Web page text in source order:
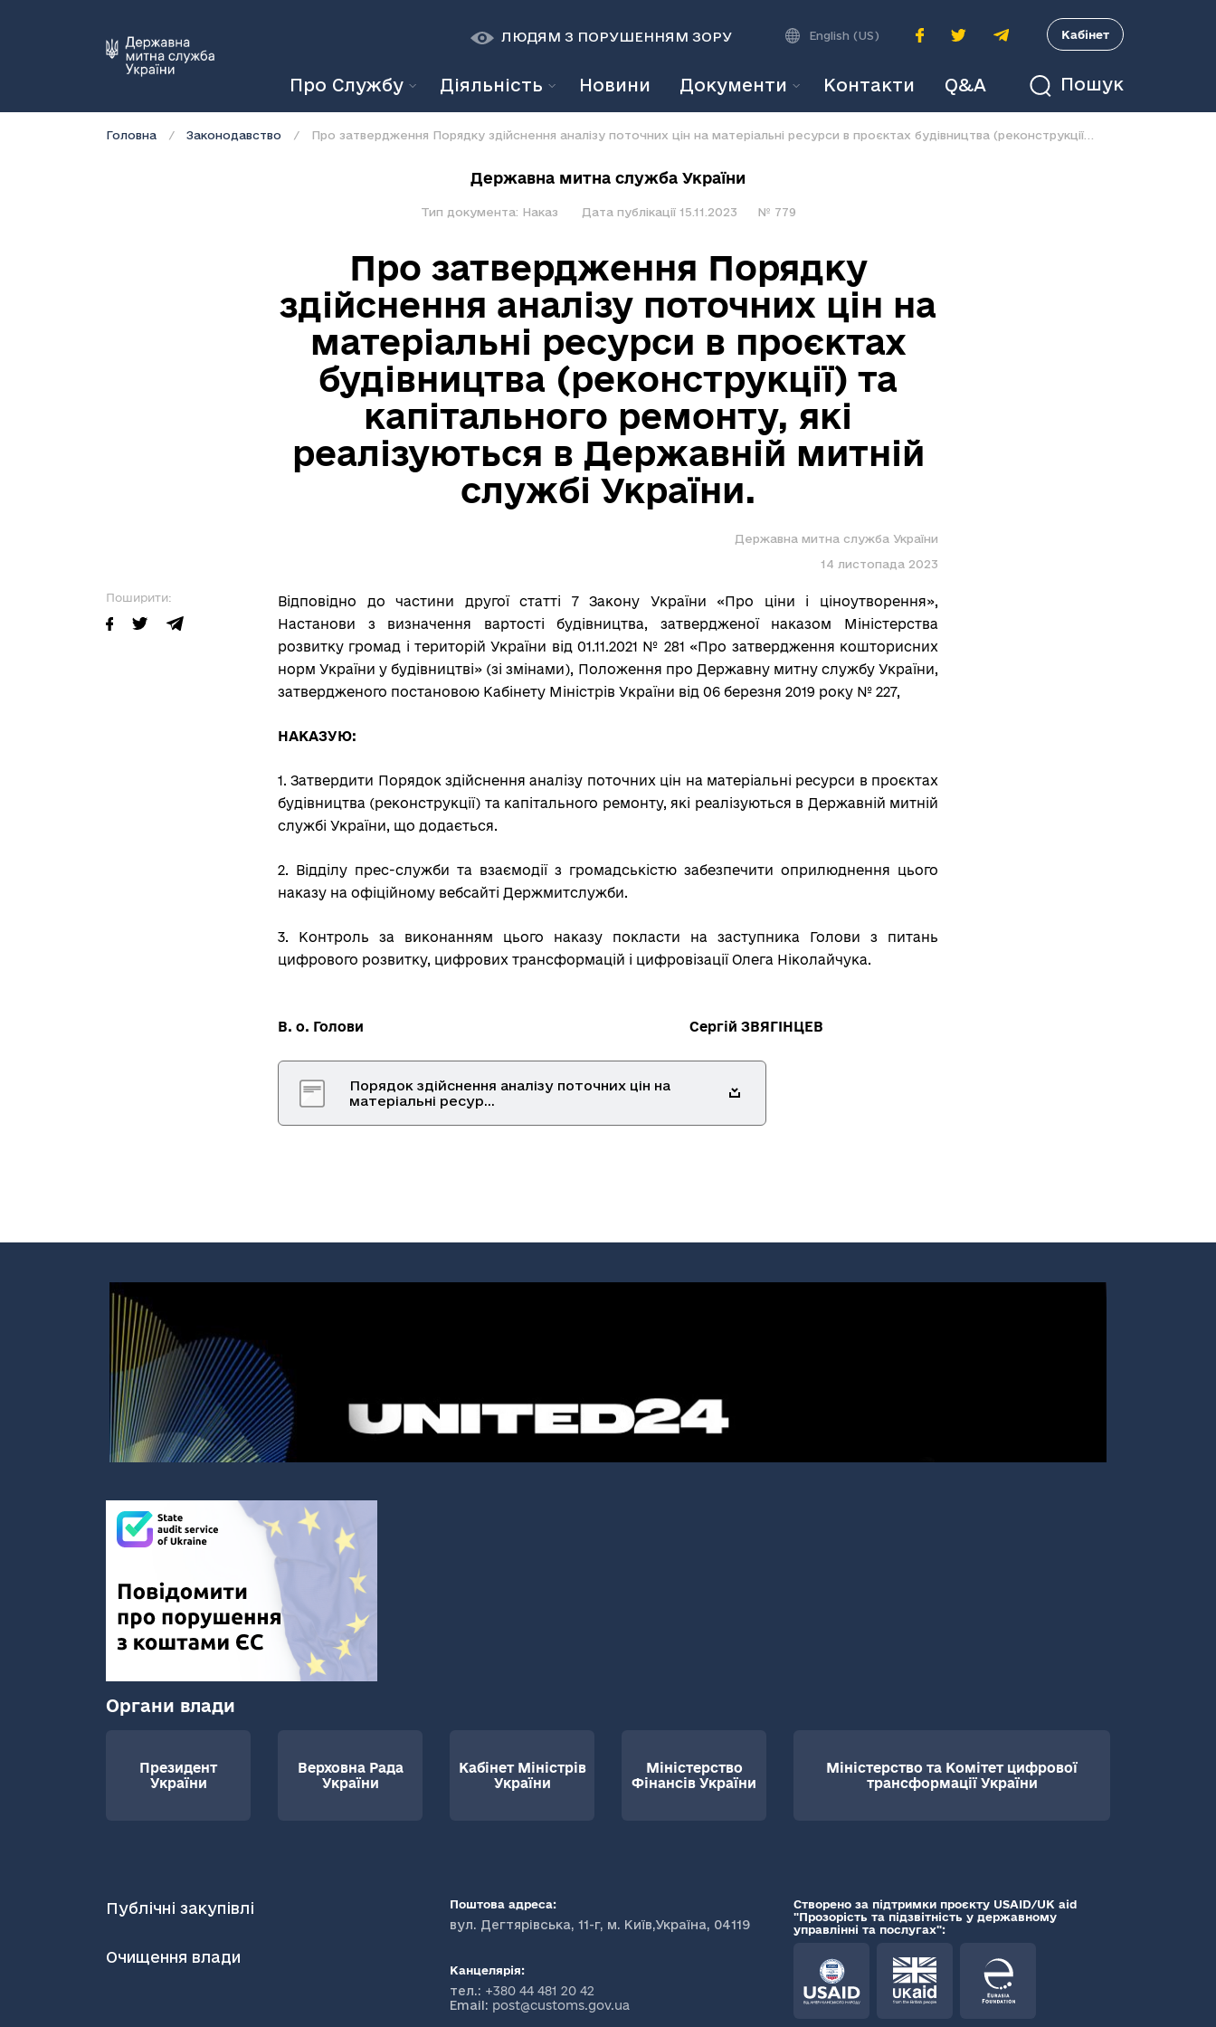
ЛЮДЯМ З ПОРУШЕННЯМ ЗОРУ
К К A A A
English (US) Кабінет
Про Службу Діяльність Новини Документи Контакти Q&A Пошук
Головна Законодавство
Державна митна служба України
Тип документа: Наказ Дата публікації 15.11.2023 № 779
Про затвердження Порядку
здійснення аналізу поточних цін на
матеріальні ресурси в проєктах
будівництва (реконструкції) та
капітального ремонту, які
реалізуються в Державній митній
службі України.
Державна митна служба України
14 листопада 2023
Поширити:
Відповідно до частини другої статті 7 Закону України «Про ціни і ціноутворення»,
Настанови з визначення вартості будівництва, затвердженої наказом Міністерства
розвитку громад і територій України від 01.11.2021 № 281 «Про затвердження кошторисних
норм України у будівництві» (зі змінами), Положення про Державну митну службу України,
затвердженого постановою Кабінету Міністрів України від 06 березня 2019 року № 227,
НАКАЗУЮ:
1. Затвердити Порядок здійснення аналізу поточних цін на матеріальні ресурси в проєктах
будівництва (реконструкції) та капітального ремонту, які реалізуються в Державній митній
службі України, що додається.
2. Відділу прес-служби та взаємодії з громадськістю забезпечити оприлюднення цього
наказу на офіційному вебсайті Держмитслужби.
3. Контроль за виконанням цього наказу покласти на заступника Голови з питань
цифрового розвитку, цифрових трансформацій і цифровізації Олега Ніколайчука.
В. о. Голови Сергій ЗВЯГІНЦЕВ
Порядок здійснення аналізу поточних цін на
матеріальні ресур...
Органи влади
Президент
України
Верховна Рада
України
Кабінет Міністрів
України
Міністерство
Фінансів України
Міністерство та Комітет цифрової
трансформації України
Публічні закупівлі
Очищення влади
Поштова адреса:
вул. Дегтярівська, 11-г, м. Київ,Україна, 04119
Канцелярія:
тел.: +380 44 481 20 42
Email: post@customs.gov.ua
Створено за підтримки проєкту USAID/UK aid
"Прозорість та підзвітність у державному
управлінні та послугах":